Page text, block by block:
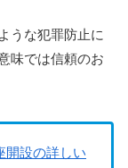
うな犯罪防止に
味では信頼のお
開設の詳しい